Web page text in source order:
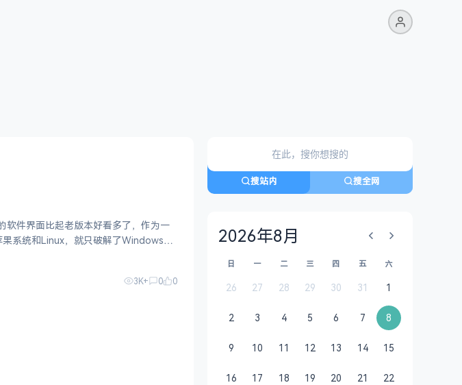
软件界面比起老版本好看多了，作为一
系统和Linux，就只破解了Windows版
3K+ 0 0
搜站内 搜全网
2026年8月
日 一 二 三 四 五 六
26 27 28 29 30 31 1
2 3 4 5 6 7 8
9 10 11 12 13 14 15
16 17 18 19 20 21 22